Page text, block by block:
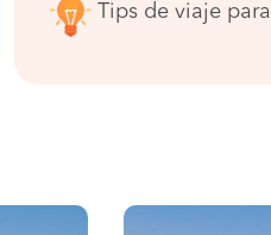
Tips de viaje para